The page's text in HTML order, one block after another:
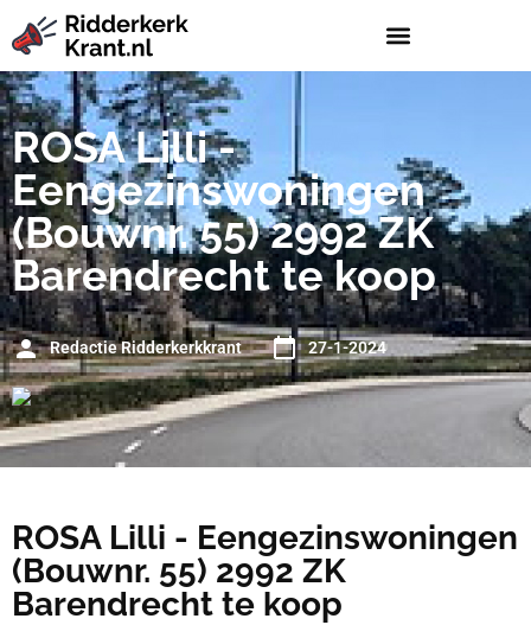
ROSA Lilli -
Eengezinswoningen
(Bouwnr. 55) 2992 ZK
Barendrecht te koop
Redactie Ridderkerkkrant 27-1-2024
ROSA Lilli - Eengezinswoningen
(Bouwnr. 55) 2992 ZK
Barendrecht te koop